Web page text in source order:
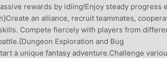
rewards by idling!Enjoy steady progress
an alliance, recruit teammates,
Compete fiercely with players from
Exploration and Bug
a unique fantasy adventure.Challenge